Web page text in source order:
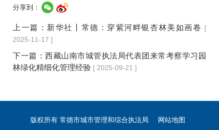
分享到：
上一篇： 新华社丨常德：穿紫河畔银杏林美如画卷 [
2025-11-17 ]
下一篇：西藏山南市城管执法局代表团来常考察学习园
林绿化精细化管理经验 [ 2025-09-21 ]
版权所有 常德市城市管理和综合执法局
网站地图